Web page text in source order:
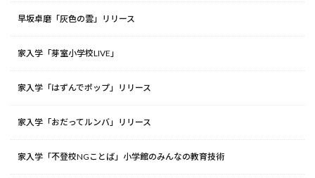
早坂卓磨「灰色の雲」リリース
家入学「芽室小学校LIVE」
家入学「はずんでポップ」リリース
家入学「おだってルンバ」リリース
家入学「不登校NGことば」小学館のみんなの教育技術